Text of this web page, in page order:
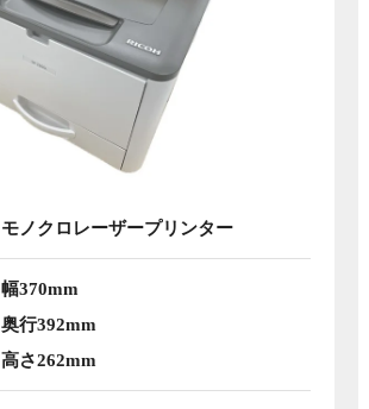
モノクロレーザープリンター
幅370mm
奥行392mm
高さ262mm